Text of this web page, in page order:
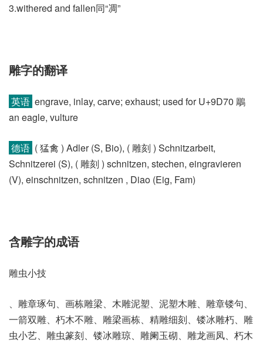
3.withered and fallen同“凋”
雕字的翻译
英语 engrave, inlay, carve; exhaust; used for U+9D70 鵰
an eagle, vulture
德语 ( 猛禽 )​ Adler (S, Bio)​, ( 雕刻 )​ Schnitzarbeit,
Schnitzerei (S)​, ( 雕刻 )​ schnitzen, stechen, eingravieren
(V)​, einschnitzen, schnitzen , Diao (Eig, Fam)
含雕字的成语
雕虫小技
、雕章琢句、画栋雕梁、木雕泥塑、泥塑木雕、雕章镂句、
一箭双雕、朽木不雕、雕梁画栋、精雕细刻、镂冰雕朽、雕
虫小艺、雕虫篆刻、镂冰雕琼、雕阑玉砌、雕龙画凤、朽木